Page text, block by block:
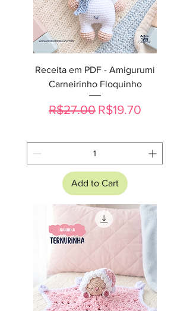
Receita em PDF - Amigurumi
Carneirinho Floquinho
Regular Price
R$27.00 Sale Price
R$19.70
Add to Cart